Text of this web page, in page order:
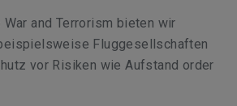
and Terrorism bieten wir
Fluggesellschaften
vor Risiken wie Aufstand order